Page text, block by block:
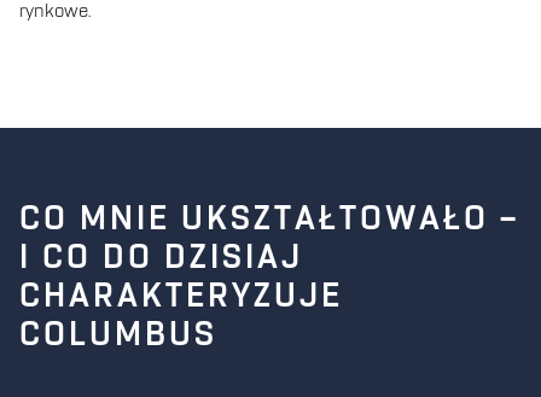
rynkowe.
CO MNIE UKSZTAŁTOWAŁO –
I CO DO DZISIAJ
CHARAKTERYZUJE
COLUMBUS